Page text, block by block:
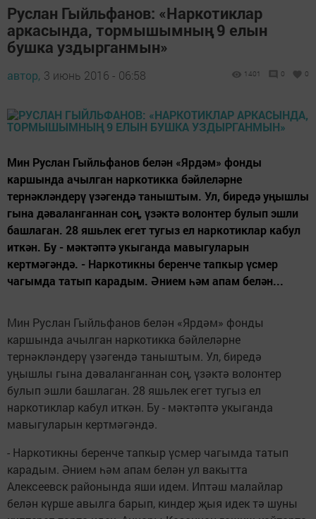
Руслан Гыйльфанов: «Наркотиклар
аркасында, тормышымның 9 елын
бушка уздырганмын»
автор, 3 июнь 2016 - 06:58 1401 0 0
Мин Руслан Гыйльфанов белән «Ярдәм» фонды
каршында ачылган наркотикка бәйлеләрне
тернәкләндерү үзәгендә таныштым. Ул, биредә уңышлы
гына дәваланганнан соң, үзәктә волонтер булып эшли
башлаган. 28 яшьлек егет тугыз ел наркотиклар кабул
иткән. Бу - мәктәптә укыганда мавыгуларын
кертмәгәндә. - Наркотикны беренче тапкыр үсмер
чагымда татып карадым. Әнием һәм апам белән...
Мин Руслан Гыйльфанов белән «Ярдәм» фонды
каршында ачылган наркотикка бәйлеләрне
тернәкләндерү үзәгендә таныштым. Ул, биредә
уңышлы гына дәваланганнан соң, үзәктә волонтер
булып эшли башлаган. 28 яшьлек егет тугыз ел
наркотиклар кабул иткән. Бу - мәктәптә укыганда
мавыгуларын кертмәгәндә.
- Наркотикны беренче тапкыр үсмер чагымда татып
карадым. Әнием һәм апам белән ул вакытта
Алексеевск районында яши идем. Иптәш малайлар
белән күрше авылга барып, киндер җыя идек тә шуны